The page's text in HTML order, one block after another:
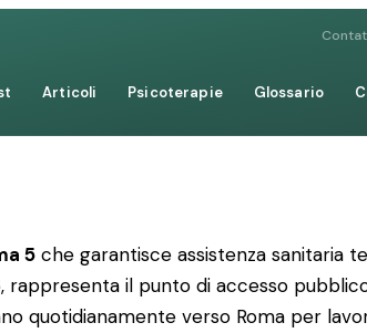
Articoli Psicoterapie Glossario
5 che garantisce assistenza sanitaria
rappresenta il punto di accesso
quotidianamente verso Roma per